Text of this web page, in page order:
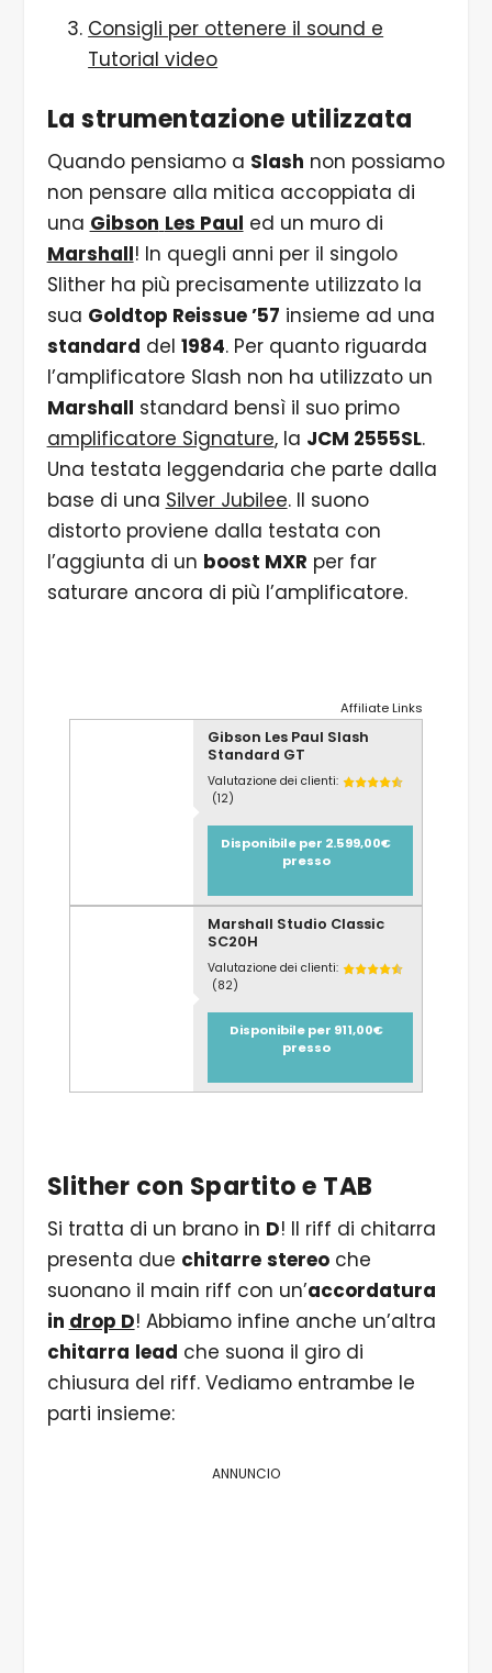
Consigli per ottenere il sound e
Tutorial video
La strumentazione utilizzata
Quando pensiamo a Slash non possiamo
non pensare alla mitica accoppiata di
una Gibson Les Paul ed un muro di
Marshall! In quegli anni per il singolo
Slither ha più precisamente utilizzato la
sua Goldtop Reissue ’57 insieme ad una
standard del 1984. Per quanto riguarda
l’amplificatore Slash non ha utilizzato un
Marshall standard bensì il suo primo
amplificatore Signature, la JCM 2555SL.
Una testata leggendaria che parte dalla
base di una Silver Jubilee. Il suono
distorto proviene dalla testata con
l’aggiunta di un boost MXR per far
saturare ancora di più l’amplificatore.
Affiliate Links
Gibson Les Paul Slash
Standard GT
Valutazione dei clienti:
(12)
Disponibile per 2.599,00€
presso
Marshall Studio Classic
SC20H
Valutazione dei clienti:
(82)
Disponibile per 911,00€
presso
Slither con Spartito e TAB
Si tratta di un brano in D! Il riff di chitarra
presenta due chitarre stereoche
suonano il main riff con un’accordatura
in drop D! Abbiamo infine anche un’altra
chitarra lead che suona il giro di
chiusura del riff. Vediamo entrambe le
parti insieme:
ANNUNCIO